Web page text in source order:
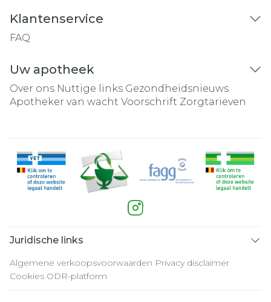
Klantenservice
FAQ
Uw apotheek
Over ons Nuttige links Gezondheidsnieuws
Apotheker van wacht Voorschrift Zorgtarieven
Juridische links
Algemene verkoopsvoorwaarden Privacy disclaimer
Cookies ODR-platform